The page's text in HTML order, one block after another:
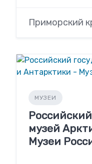
Приморский
МУЗЕИ
музей
Музеи